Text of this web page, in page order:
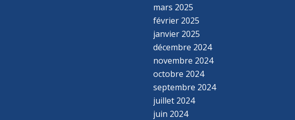
mars 2025
février 2025
janvier 2025
décembre 2024
novembre 2024
octobre 2024
septembre 2024
juillet 2024
juin 2024